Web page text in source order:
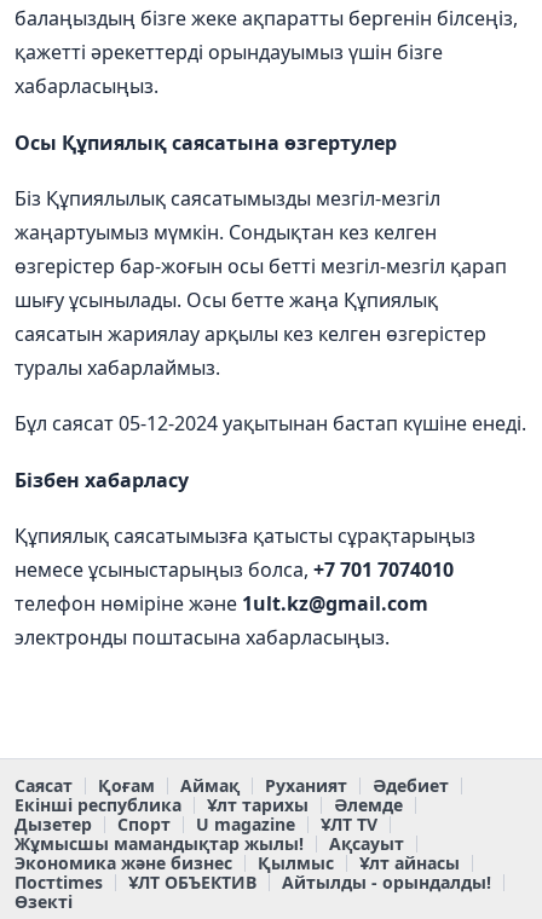
балаңыздың бізге жеке ақпаратты бергенін білсеңіз,
қажетті әрекеттерді орындауымыз үшін бізге
хабарласыңыз.
Осы Құпиялық саясатына өзгертулер
Біз Құпиялылық саясатымызды мезгіл-мезгіл
жаңартуымыз мүмкін. Сондықтан кез келген
өзгерістер бар-жоғын осы бетті мезгіл-мезгіл қарап
шығу ұсынылады. Осы бетте жаңа Құпиялық
саясатын жариялау арқылы кез келген өзгерістер
туралы хабарлаймыз.
Бұл саясат 05-12-2024уақытынан бастап күшіне енеді.
Бізбен хабарласу
Құпиялық саясатымызға қатысты сұрақтарыңыз
немесе ұсыныстарыңыз болса, +7 701 7074010
телефон нөміріне және 1ult.kz@gmail.com
электронды поштасына хабарласыңыз.
Саясат Қоғам Аймақ Руханият
Әдебиет
Екінші республика
Ұлт тарихы
Әлемде
Дызетер
Спорт U magazine
ҰЛТ TV
Жұмысшы мамандықтар жылы!
Ақсауыт
Экономика және бизнес
Қылмыс
Ұлт айнасы
Постtimes
ҰЛТ ОБЪЕКТИВ
Айтылды - орындалды!
Өзекті